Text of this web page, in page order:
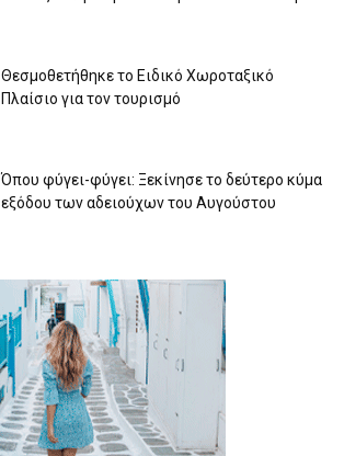
Θεσμοθετήθηκε το Ειδικό Χωροταξικό
Πλαίσιο για τον τουρισμό
Όπου φύγει-φύγει: Ξεκίνησε το δεύτερο κύμα
εξόδου των αδειούχων του Αυγούστου